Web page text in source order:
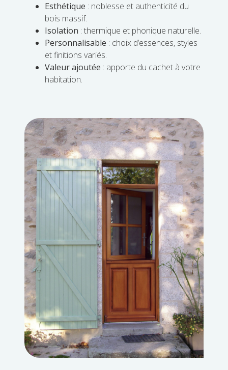
Esthétique : noblesse et authenticité du
bois massif.
Isolation : thermique et phonique naturelle.
Personnalisable : choix d’essences, styles
et finitions variés.
Valeur ajoutée : apporte du cachet à votre
habitation.